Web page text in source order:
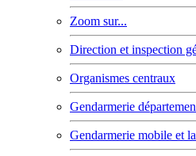
Zoom sur...
Direction et inspection
Organismes centraux
Gendarmerie
Gendarmerie mobile et